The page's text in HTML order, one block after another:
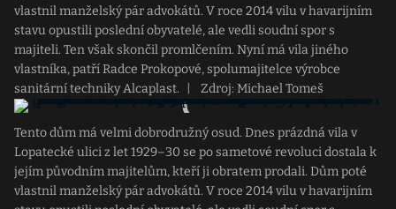
vlastnil manželský pár advokátů. V roce 2014 vilu v havarijním
stavu opustili poslední obyvatelé, ale vedli soudní spor s
majiteli. Ten však skončil promlčením. Nyní má vila jiného
vlastníka, patří Radce Prokopové, spolumajitelce výrobce
sanitární techniky Alcaplast.
Zdroj: Michael Tomeš
Tento dům má velmi dobrodružný osud. Dnes prázdná vila v
Lopatecké ulici z let 1929–30 se po sametové revoluci dostala k
jejím původním majitelům, kteří ji obratem prodali. Dům poté
vlastnil manželský pár advokátů. V roce 2014 vilu v havarijním